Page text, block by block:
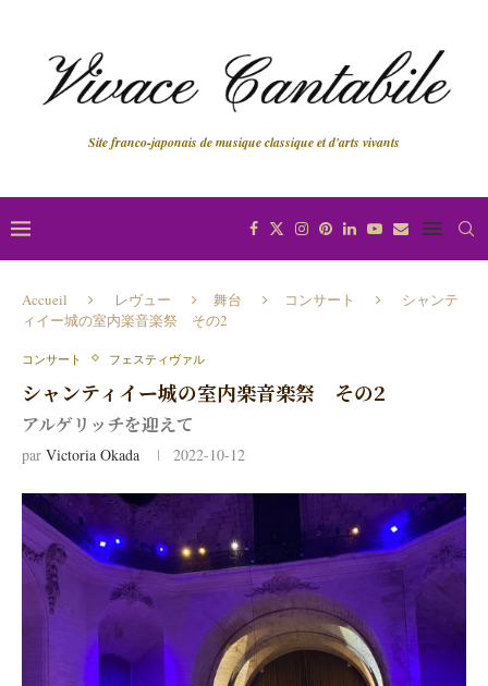
Site franco-japonais de musique classique et d'arts vivants
Accueil レヴュー 舞台 コンサート
シャンテ
ィイー城の室内楽音楽祭 その2
コンサート フェスティヴァル
シャンティイー城の室内楽音楽祭 その2
アルゲリッチを迎えて
par Victoria Okada 2022-10-12